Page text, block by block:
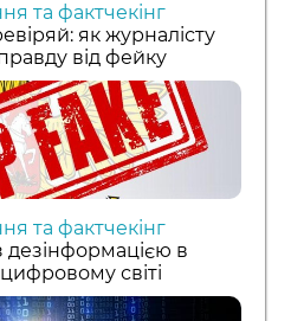
та фактчекінг
як журналісту
від фейку
та фактчекінг
дезінформацією в
світі